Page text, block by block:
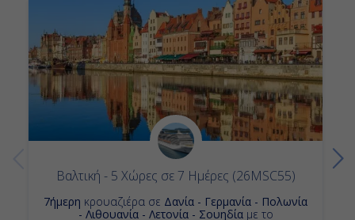
Βαλτική - 5 Χώρες σε 7 Ημέρες (26MSC55)
7ήμερη κρουαζιέρα σε Δανία - Γερμανία - Πολωνία
- Λιθουανία - Λετονία - Σουηδίαμε το